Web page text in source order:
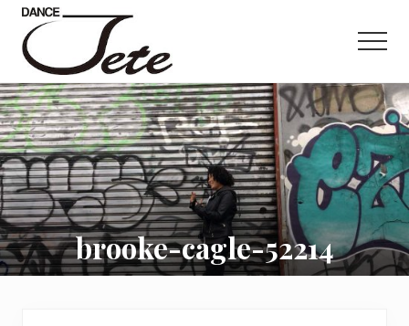
Menu
Skip
main
content
Skip
primary
sidebar
Skip
footer
Dance,NY,project,
brooke-cagle-52214